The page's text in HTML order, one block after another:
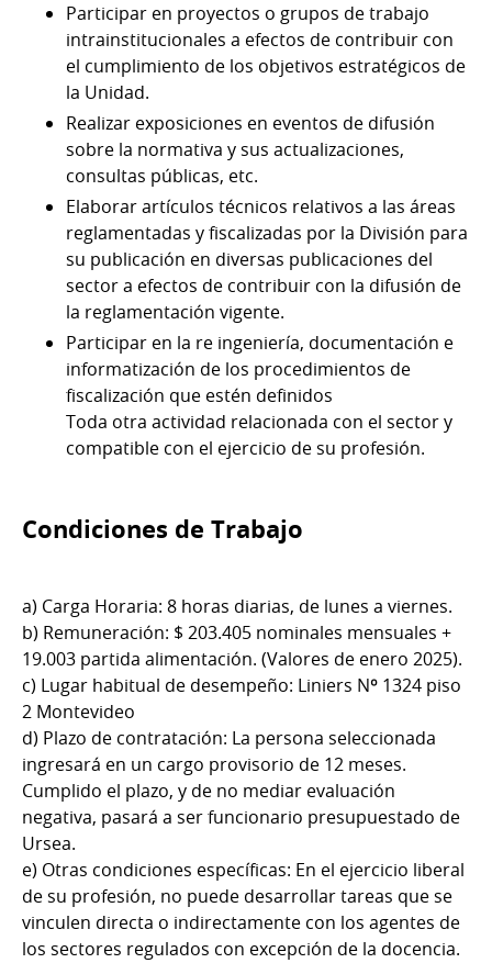
Participar en proyectos o grupos de trabajo
intrainstitucionales a efectos de contribuir con
el cumplimiento de los objetivos estratégicos de
la Unidad.
Realizar exposiciones en eventos de difusión
sobre la normativa y sus actualizaciones,
consultas públicas, etc.
Elaborar artículos técnicos relativos a las áreas
reglamentadas y fiscalizadas por la División para
su publicación en diversas publicaciones del
sector a efectos de contribuir con la difusión de
la reglamentación vigente.
Participar en la re ingeniería, documentación e
informatización de los procedimientos de
fiscalización que estén definidos
Toda otra actividad relacionada con el sector y
compatible con el ejercicio de su profesión.
Condiciones de Trabajo
a) Carga Horaria: 8 horas diarias, de lunes a viernes.
b) Remuneración: $ 203.405 nominales mensuales +
19.003 partida alimentación. (Valores de enero 2025).
c) Lugar habitual de desempeño: Liniers Nº 1324 piso
2 Montevideo
d) Plazo de contratación: La persona seleccionada
ingresará en un cargo provisorio de 12 meses.
Cumplido el plazo, y de no mediar evaluación
negativa, pasará a ser funcionario presupuestado de
Ursea.
e) Otras condiciones específicas: En el ejercicio liberal
de su profesión, no puede desarrollar tareas que se
vinculen directa o indirectamente con los agentes de
los sectores regulados con excepción de la docencia.